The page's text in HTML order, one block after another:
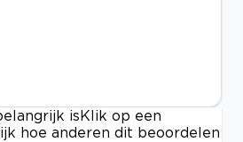
is Klik op een
hoe anderen dit beoordelen